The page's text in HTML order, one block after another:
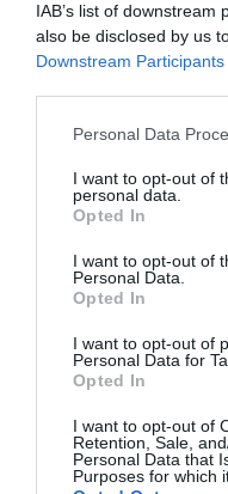
IAB’s list of
also be disclosed by us
Downstream Participants
Personal Data
I want to opt-out of
personal data.
Opted In
I want to opt-out of
Personal Data.
Opted In
I want to opt-out of
Personal Data for
Opted In
I want to opt-out of
Retention, Sale,
Personal Data that
Purposes for which
la Serralada del
essencial per a
A més, ha
circular i
sintonia amb el
El Port del Mar del
d'aerogeneradors
energia al voltant
D'altra banda, s'han
col·laboració entre
l'hora de capturar el